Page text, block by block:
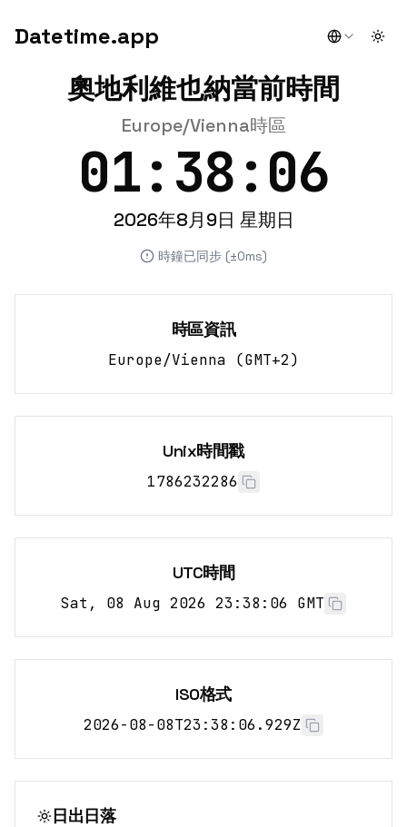
Datetime.app
奧地利維也納當前時間
Europe/Vienna時區
01:38:06
2026年8月9日 星期日
時鐘已同步 (±0ms)
時區資訊
Europe/Vienna (GMT+2)
Unix時間戳
1786232286
UTC時間
Sat, 08 Aug 2026 23:38:06 GMT
ISO格式
2026-08-08T23:38:06.929Z
日出日落